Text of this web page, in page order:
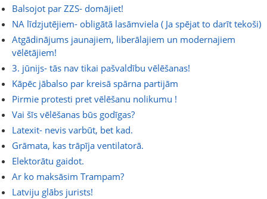
Balsojot par ZZS- domājiet!
NA līdzjutējiem- obligātā lasāmviela ( Ja spējat to darīt tekoši)
Atgādinājums jaunajiem, liberālajiem un modernajiem
vēlētājiem!
3. jūnijs- tās nav tikai pašvaldību vēlēšanas!
Kāpēc jābalso par kreisā spārna partijām
Pirmie protesti pret vēlēšanu nolikumu !
Vai šīs vēlēšanas būs godīgas?
Latexit- nevis varbūt, bet kad.
Grāmata, kas trāpīja ventilatorā.
Elektorātu gaidot.
Ar ko maksāsim Trampam?
Latviju glābs jurists!